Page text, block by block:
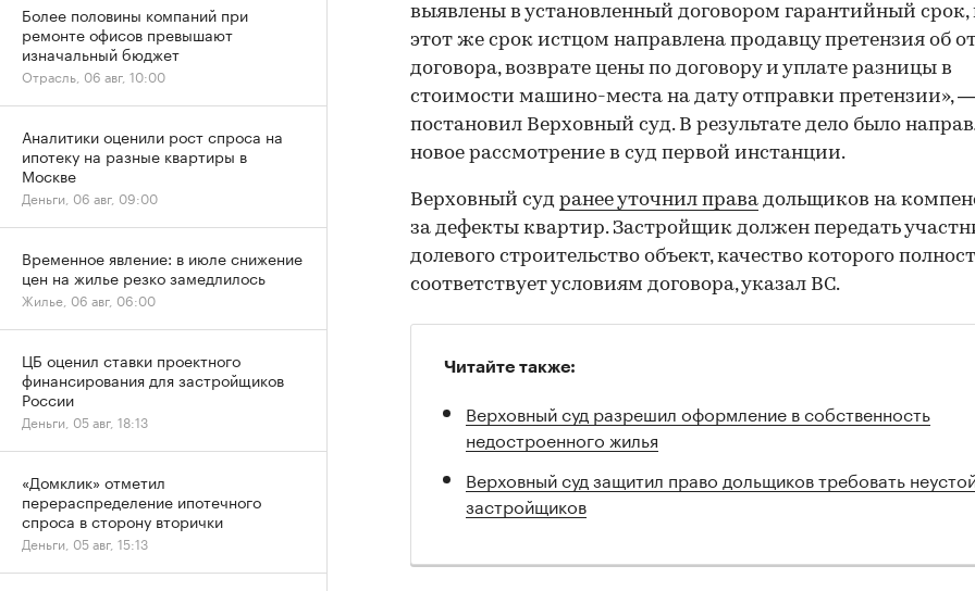
00:00 / 00:00
выявлены в установленный договором гарантийный срок,
этот же срок истцом направлена продавцу претензия об
договора, возврате цены по договору и уплате разницы в
стоимости машино-места на дату отправки претензии»,
постановил Верховный суд. В результате дело было
новое рассмотрение в суд первой инстанции.
Верховный суд ранее уточнил права дольщиков на
за дефекты квартир. Застройщик должен передать
долевого строительство объект, качество которого
соответствует условиям договора, указал ВС.
Читайте также:
Верховный суд разрешил оформление в собственность
недостроенного жилья
Верховный суд защитил право дольщиков требовать
застройщиков
Более половины компаний при
ремонте офисов превышают
изначальный бюджет
Отрасль, 06 авг, 10:00
Аналитики оценили рост спроса на
ипотеку на разные квартиры в
Москве
Деньги, 06 авг, 09:00
Временное явление: в июле снижение
цен на жилье резко замедлилось
Жилье, 06 авг, 06:00
ЦБ оценил ставки проектного
финансирования для застройщиков
России
Деньги, 05 авг, 18:13
«Домклик» отметил
перераспределение ипотечного
спроса в сторону вторички
Деньги, 05 авг, 15:13